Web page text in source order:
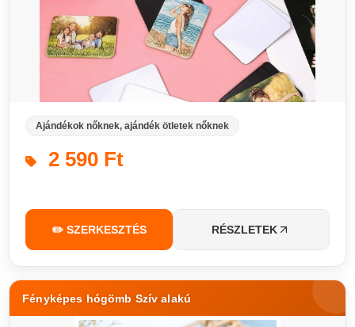
Ajándékok nőknek, ajándék ötletek nőknek
2 590 Ft
✏️ SZERKESZTÉS RÉSZLETEK
Fényképes hógömb Szív alakú